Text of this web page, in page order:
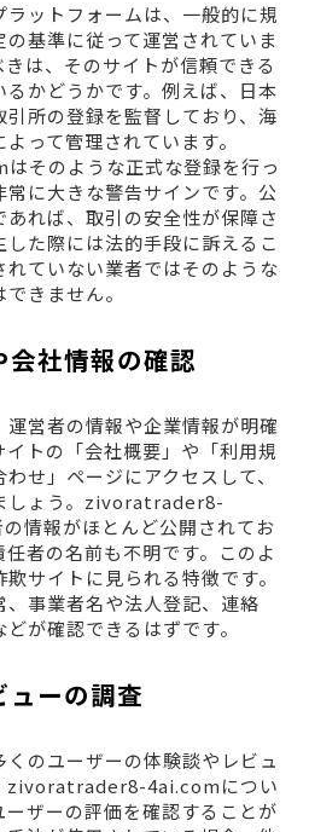
ットフォームは、一般的に規
基準に従って運営されていま
は、そのサイトが信頼できる
かどうかです。例えば、日本
所の登録を監督しており、海
って管理されています。
そのような正式な登録を行っ
に大きな警告サインです。公
れば、取引の安全性が保障さ
た際には法的手段に訴えるこ
れていない業者ではそのような
きません。
社情報の確認
営者の情報や企業情報が明確
トの「会社概要」や「利用規
せ」ページにアクセスして、
しょう。zivoratrader8-
情報がほとんど公開されてお
者の名前も不明です。このよ
サイトに見られる特徴です。
事業者名や法人登記、連絡
が確認できるはずです。
ーの調査
のユーザーの体験談やレビュ
zivoratrader8-4ai.comについ
ザーの評価を確認することが